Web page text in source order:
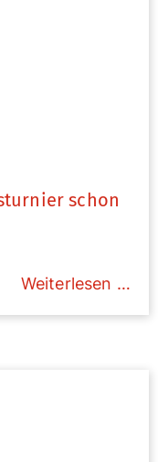
schon
Weiterlesen …